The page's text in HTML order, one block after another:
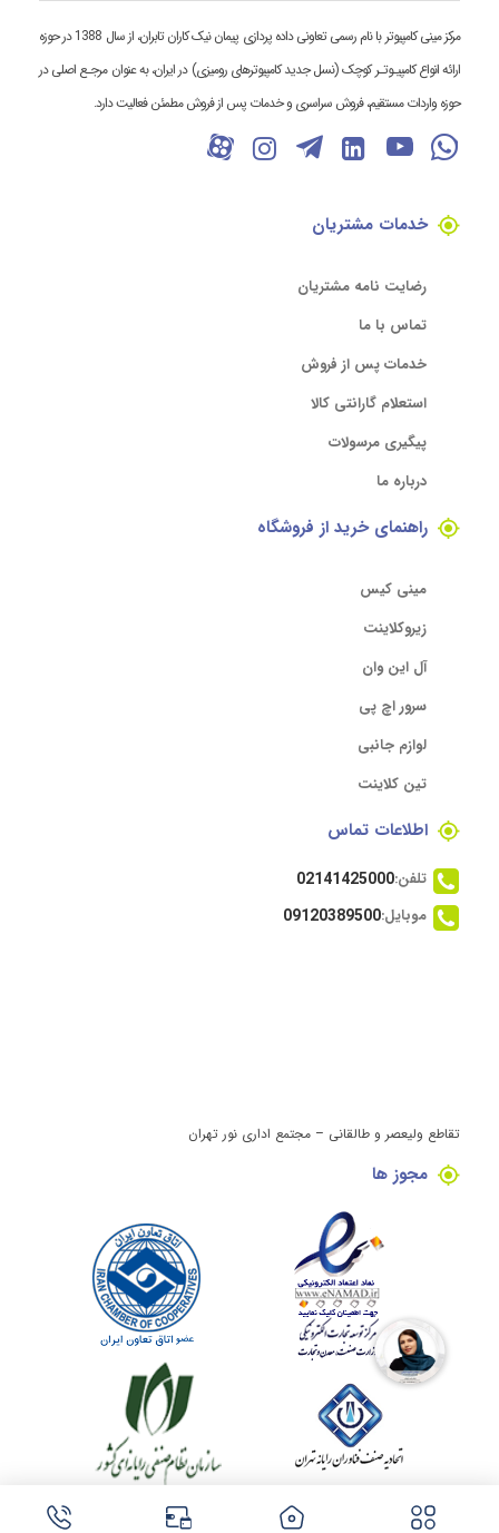
مرکز مینی کامپیوتر با نام رسمی تعاونی داده پردازی پیمان نیک کاران تابران، از سال 1388 در حوزه
ارائه انواع کامپیـوتـر کوچک (نسل جدید کامپیوترهای رومیزی) در ایران، به عنوان مرجـع اصلی در
حوزه واردات مستقیم، فروش سراسری و خدمات پس از فروش مطمئن فعالیت دارد.
خدمات مشتریان
رضایت نامه مشتریان
تماس با ما
خدمات پس از فروش
استعلام گارانتی کالا
پیگیری مرسولات
درباره ما
راهنمای خرید از فروشگاه
مینی کیس
زیروکلاینت
آل این وان
سرور اچ پی
لوازم جانبی
تین کلاینت
اطلاعات تماس
تلفن:02141425000
موبایل:09120389500
تقاطع ولیعصر و طالقانی – مجتمع اداری نور تهران
مجوز ها
کلیه حقوق این وبسایت برای مینی کامپیوتر محفوظ می باشد.